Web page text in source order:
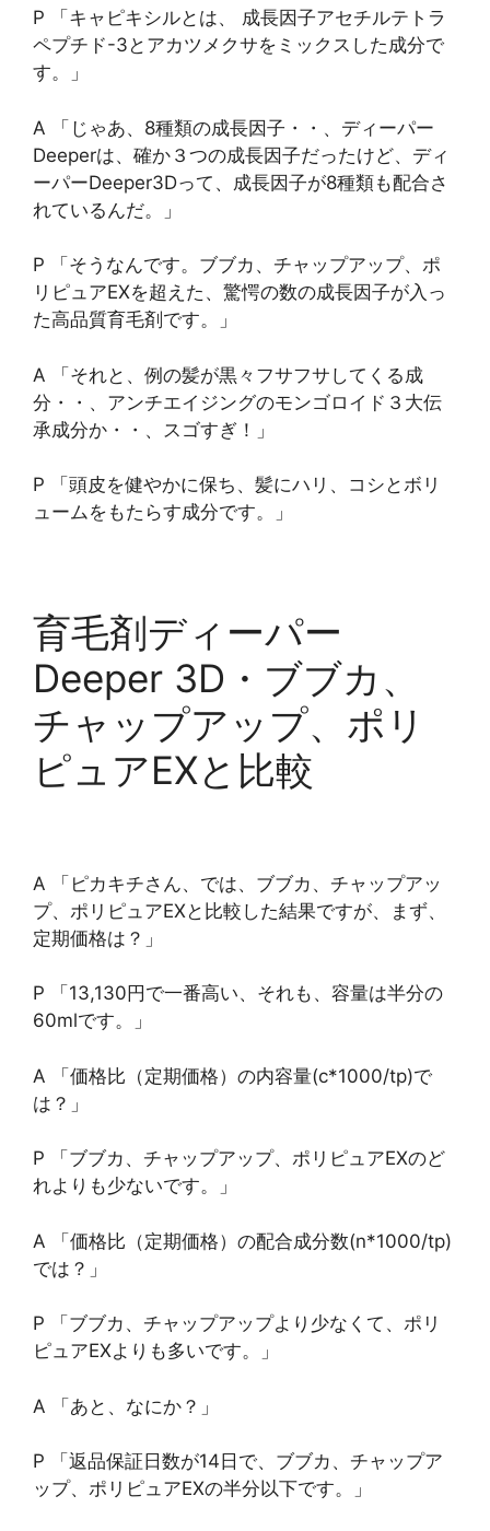
P 「キャピキシルとは、 成長因子アセチルテトラ
ペプチド-3とアカツメクサをミックスした成分で
す。」
A 「じゃあ、8種類の成長因子・・、ディーパー
Deeperは、確か３つの成長因子だったけど、ディ
ーパーDeeper3Dって、成長因子が8種類も配合さ
れているんだ。」
P 「そうなんです。ブブカ、チャップアップ、ポ
リピュアEXを超えた、驚愕の数の成長因子が入っ
た高品質育毛剤です。」
A 「それと、例の髪が黒々フサフサしてくる成
分・・、アンチエイジングのモンゴロイド３大伝
承成分か・・、スゴすぎ！」
P 「頭皮を健やかに保ち、髪にハリ、コシとボリ
ュームをもたらす成分です。」
育毛剤ディーパー
Deeper 3D・ブブカ、
チャップアップ、ポリ
ピュアEXと比較
A 「ピカキチさん、では、ブブカ、チャップアッ
プ、ポリピュアEXと比較した結果ですが、まず、
定期価格は？」
P 「13,130円で一番高い、それも、容量は半分の
60mlです。」
A 「価格比（定期価格）の内容量(c*1000/tp)で
は？」
P 「ブブカ、チャップアップ、ポリピュアEXのど
れよりも少ないです。」
A 「価格比（定期価格）の配合成分数(n*1000/tp)
では？」
P 「ブブカ、チャップアップより少なくて、ポリ
ピュアEXよりも多いです。」
A 「あと、なにか？」
P 「返品保証日数が14日で、ブブカ、チャップア
ップ、ポリピュアEXの半分以下です。」